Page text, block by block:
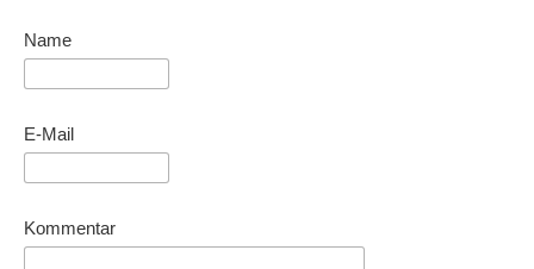
Name
E-Mail
Kommentar